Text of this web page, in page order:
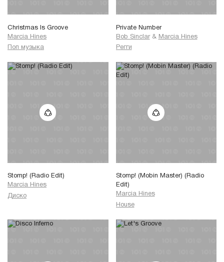
Christmas Is Groove
Marcia Hines
Поп музыка
Private Number
Bob Sinclar & Marcia Hines
Регги
Stomp! (Radio Edit)
Marcia Hines
Диско
Stomp! (Mobin Master) (Radio
Edit)
Marcia Hines
House